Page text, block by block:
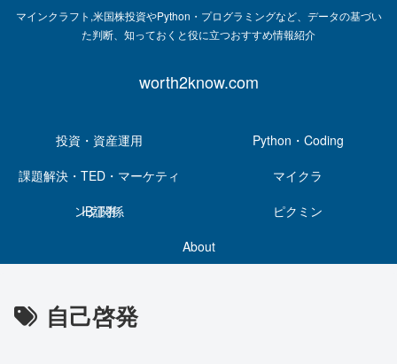
マインクラフト,米国株投資やPython・プログラミングなど、データの基づい
た判断、知っておくと役に立つおすすめ情報紹介
worth2know.com
投資・資産運用
Python・Coding
課題解決・TED・マーケティ
ング関係
マイクラ
IB証券
ピクミン
About
自己啓発